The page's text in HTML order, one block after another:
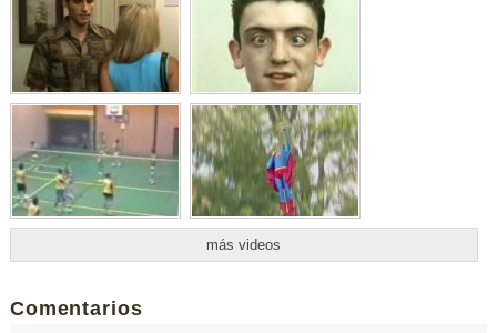
más videos
Comentarios